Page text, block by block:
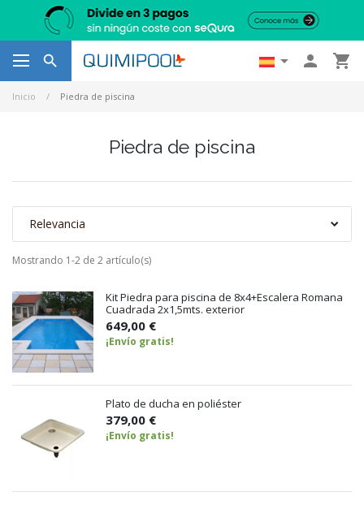
   
Inicio Piedra de piscina
Piedra de piscina
Relevancia
Mostrando 1-2 de 2 artículo(s)
Kit Piedra para piscina de 8x4+Escalera Romana
Cuadrada 2x1,5mts. exterior
649,00 €
¡Envío gratis!
Plato de ducha en poliéster
379,00 €
¡Envío gratis!